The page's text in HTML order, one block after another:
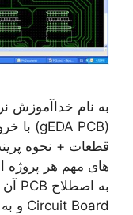
به نام خداآموزش
های مهم هر پروژه
Circuit Board و به معنای برد مدار چاپی …